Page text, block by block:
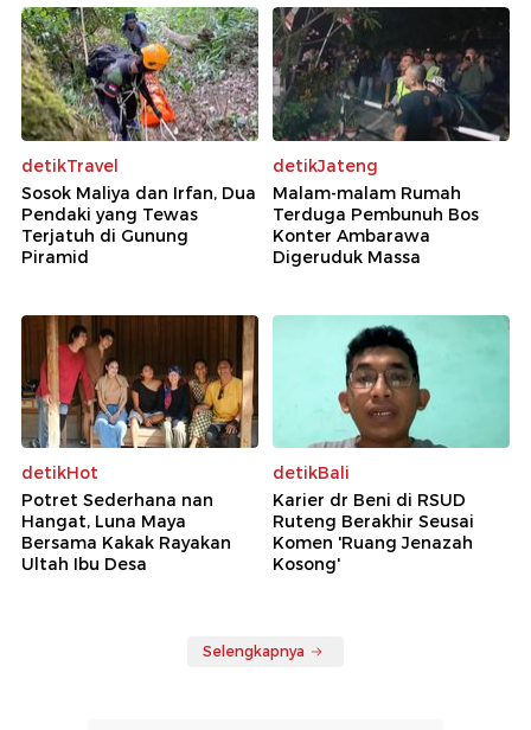
detikTravel
Sosok Maliya dan Irfan, Dua
Pendaki yang Tewas
Terjatuh di Gunung
Piramid
detikJateng
Malam-malam Rumah
Terduga Pembunuh Bos
Konter Ambarawa
Digeruduk Massa
detikHot
Potret Sederhana nan
Hangat, Luna Maya
Bersama Kakak Rayakan
Ultah Ibu Desa
detikBali
Karier dr Beni di RSUD
Ruteng Berakhir Seusai
Komen 'Ruang Jenazah
Kosong'
Selengkapnya